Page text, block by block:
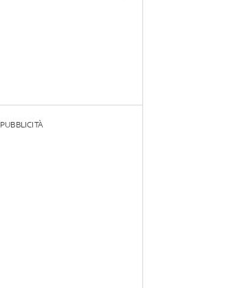
PUBBLICITÀ